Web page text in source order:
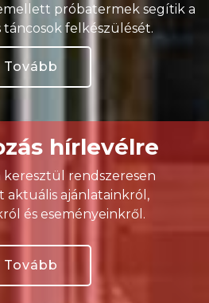
próbatermek segítik a
táncosok felkészülését.
Tovább
hírlevélre
rendszeresen
aktuális ajánlatainkról,
és eseményeinkről.
Tovább